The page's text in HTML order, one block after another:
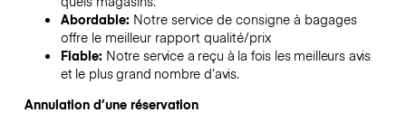
Abordable: Notre service de consigne à bagages
offre le meilleur rapport qualité/prix
Fiable: Notre service a reçu à la fois les meilleurs avis
et le plus grand nombre d’avis.
Annulation d’une réservation